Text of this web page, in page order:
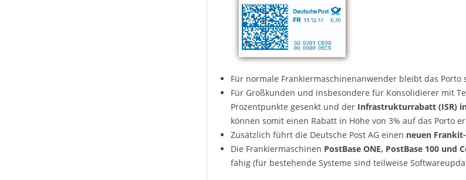
Für normale Frankiermaschinenanwender bleibt das Porto
Für Großkunden und insbesondere für Konsolidierer mit
Prozentpunkte gesenkt und der Infrastrukturrabatt (ISR)
können somit einen Rabatt in Höhe von 3% auf das Porto
Zusätzlich führt die Deutsche Post AG einen neuen
Die Frankiermaschinen PostBase ONE, PostBase 100 und
fähig (für bestehende Systeme sind teilweise